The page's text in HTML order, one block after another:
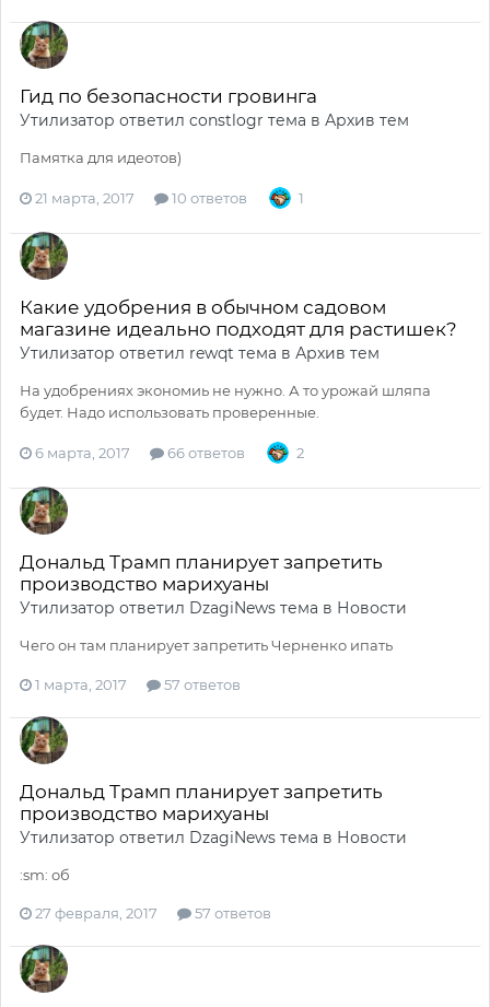
Гид по безопасности гровинга
Утилизатор ответил constlogr тема в Архив тем
Памятка для идеотов)
21 марта, 2017 10 ответов 1
Какие удобрения в обычном садовом
магазине идеально подходят для растишек?
Утилизатор ответил rewqt тема в Архив тем
На удобрениях экономиь не нужно. А то урожай шляпа
будет. Надо использовать проверенные.
6 марта, 2017 66 ответов 2
Дональд Трамп планирует запретить
производство марихуаны
Утилизатор ответил DzagiNews тема в Новости
Чего он там планирует запретить Черненко ипать
1 марта, 2017 57 ответов
Дональд Трамп планирует запретить
производство марихуаны
Утилизатор ответил DzagiNews тема в Новости
:sm: об
27 февраля, 2017 57 ответов